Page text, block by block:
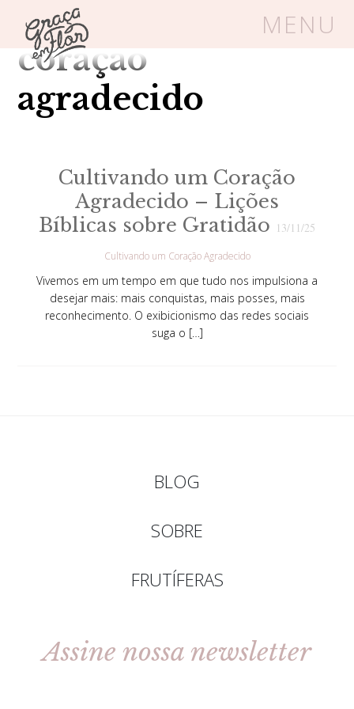
MENU
Um espaço seguro onde mulheres
cristãs podem florescer em Cristo
Livros Carrinho Login
BLOG
SOBRE
FRUTÍFERAS
Tag Arquivos:
coração
agradecido
Cultivando um Coração
Agradecido – Lições
Bíblicas sobre Gratidão 13/11/25
Cultivando um Coração Agradecido
Vivemos em um tempo em que tudo nos impulsiona a
desejar mais: mais conquistas, mais posses, mais
reconhecimento. O exibicionismo das redes sociais
suga o […]
BLOG
SOBRE
FRUTÍFERAS
Assine nossa newsletter